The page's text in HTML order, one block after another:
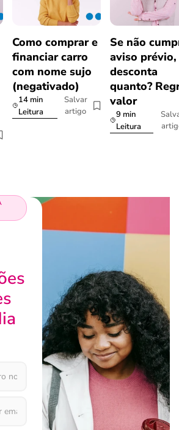
Como comprar e
financiar carro
com nome sujo
(negativado)
14 min
Leitura
Salvar
artigo
Se não
aviso prévio,
desconta
quanto?
valor
9 min
Leitura